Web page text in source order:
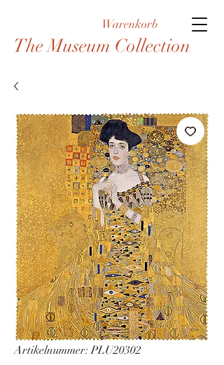
Warenkorb
The Museum Collection
Artikelnummer: PLU20302